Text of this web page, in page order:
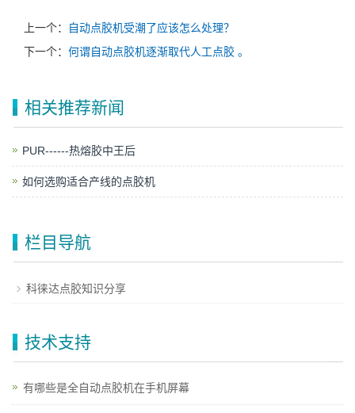
上一个：
自动点胶机受潮了应该怎么处理？
下一个： 何谓自动点胶机逐渐取代人工点胶 。
相关推荐新闻
PUR------热熔胶中王后
如何选购适合产线的点胶机
栏目导航
科徕达点胶知识分享
技术支持
有哪些是全自动点胶机在手机屏幕